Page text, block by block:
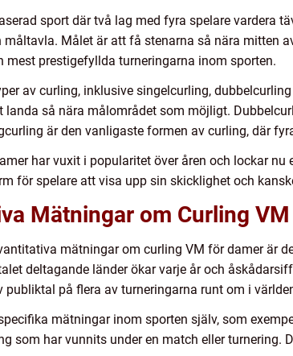
sport där två lag med fyra spelare vardera
måltavla. Målet är att få stenarna så nära mitten
mest prestigefyllda turneringarna inom sporten.
av curling, inklusive singelcurling,
landa så nära målområdet som möjligt.
är den vanligaste formen av curling, där
har vuxit i popularitet över åren och lockar
för spelare att visa upp sin skicklighet och
Mätningar om Curling
mätningar om curling VM för damer är
deltagande länder ökar varje år och
publiktal på flera av turneringarna runt om i
mätningar inom sporten själv, som
som har vunnits under en match eller